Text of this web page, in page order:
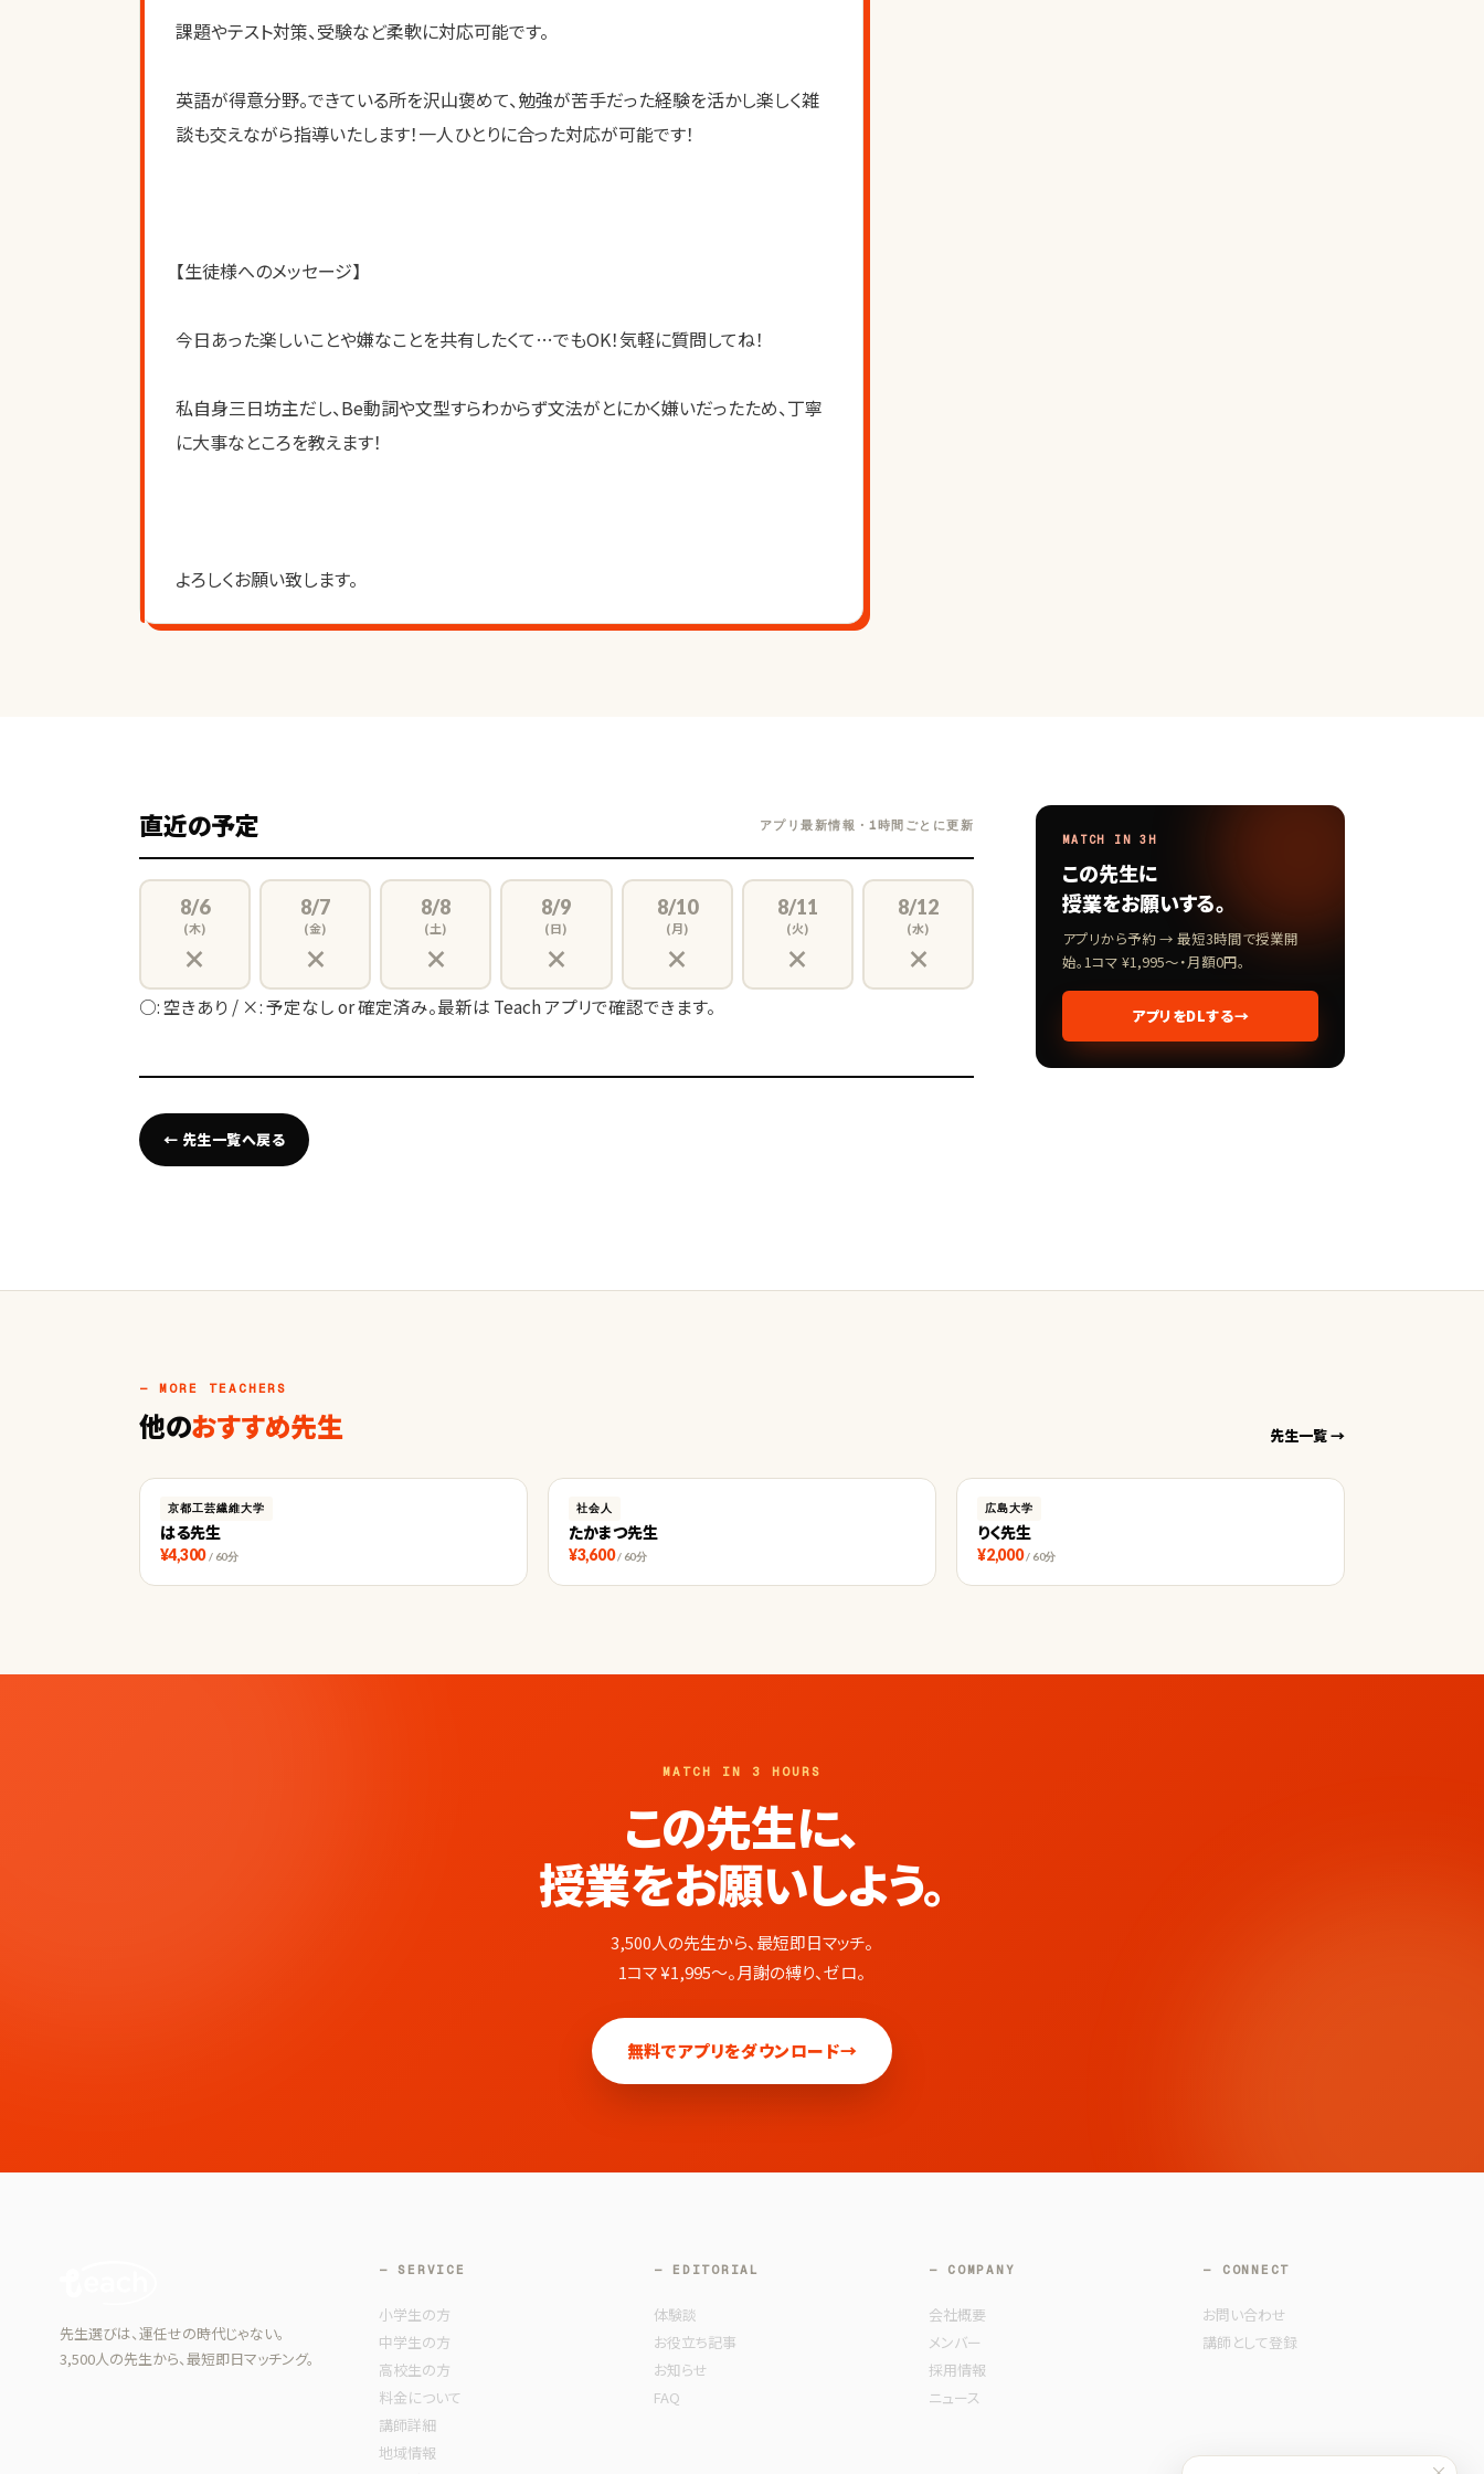
課題やテスト対策、受験など柔軟に対応可能です。
英語が得意分野。できている所を沢山褒めて、勉強が苦手だった経験を活かし楽しく雑
談も交えながら指導いたします！一人ひとりに合った対応が可能です！
【生徒様へのメッセージ】
今日あった楽しいことや嫌なことを共有したくて…でもOK！気軽に質問してね！
私自身三日坊主だし、Be動詞や文型すらわからず文法がとにかく嫌いだったため、丁寧
に大事なところを教えます！
よろしくお願い致します。
直近の予定 アプリ最新情報・1時間ごとに更新
8/6
(木)
×
8/7
(金)
×
8/8
(土)
×
8/9
(日)
×
8/10
(月)
×
8/11
(火)
×
8/12
(水)
×
○: 空きあり / ×: 予定なし or 確定済み。最新は Teach アプリで確認できます。
← 先生一覧へ戻る
MATCH IN 3H
この先生に
授業をお願いする。
アプリから予約 → 最短3時間で授業開
始。1コマ ¥1,995〜・月額0円。
アプリをDLする→
— MORE TEACHERS
他のおすすめ先生 先生一覧 →
京都工芸繊維大学
はる先生
¥4,300 / 60分
社会人
たかまつ先生
¥3,600 / 60分
広島大学
りく先生
¥2,000 / 60分
MATCH IN 3 HOURS
この先生に、
授業をお願いしよう。
3,500人の先生から、最短即日マッチ。
1コマ ¥1,995〜。月謝の縛り、ゼロ。
無料でアプリをダウンロード→
先生選びは、運任せの時代じゃない。
3,500人の先生から、最短即日マッチング。
— SERVICE
小学生の方
中学生の方
高校生の方
料金について
講師詳細
地域情報
— EDITORIAL
体験談
お役立ち記事
お知らせ
FAQ
— COMPANY
会社概要
メンバー
採用情報
ニュース
— CONNECT
お問い合わせ
講師として登録